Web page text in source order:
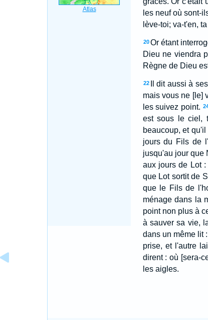
les neuf où sont-
lève-toi; va-t'en,
20 Or étant
Dieu ne viendra
Règne de Dieu
22
Il dit aussi à
mais vous ne [le]
les suivez point.
est sous le ciel,
beaucoup, et
jours du Fils de
jusqu'au jour que
aux jours de Lot
que Lot sortit de
que le Fils de
ménage dans la
point non plus à
à sauver sa vie,
dans un même lit
prise, et l'autre
dirent : où [sera-
les aigles.